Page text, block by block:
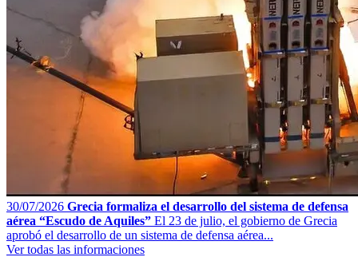
30/07/2026 Grecia formaliza el desarrollo del sistema de defensa
aérea “Escudo de Aquiles” El 23 de julio, el gobierno de Grecia
aprobó el desarrollo de un sistema de defensa aérea...
Ver todas las informaciones